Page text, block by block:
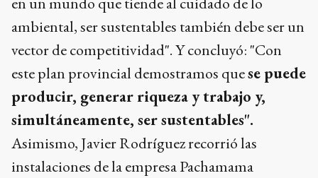
ambiental, ser sustentables también debe ser un
vector de competitividad". Y concluyó: "Con
este plan provincial demostramos quese puede
producir, generar riqueza y trabajo y,
simultáneamente, ser sustentables".
Asimismo, Javier Rodríguez recorrió las
instalaciones de la empresa Pachamama